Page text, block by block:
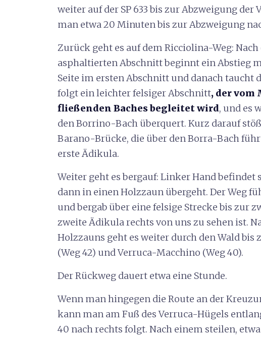
weiter auf der SP 633 bis zur Abzweigung der
man etwa 20 Minuten bis zur Abzweigung
Zurück geht es auf dem Ricciolina-Weg:
asphaltierten Abschnitt beginnt ein Abstieg
Seite im ersten Abschnitt und danach taucht
folgt ein leichter felsiger Abschnitt, der vom
fließenden Baches begleitet wird, und es
den Borrino-Bach überquert. Kurz darauf
Barano-Brücke, die über den Borra-Bach
erste Ädikula.
Weiter geht es bergauf: Linker Hand befindet
dann in einen Holzzaun übergeht. Der Weg
und bergab über eine felsige Strecke bis zur
zweite Ädikula rechts von uns zu sehen ist.
Holzzauns geht es weiter durch den Wald bis
(Weg 42) und Verruca-Macchino (Weg 40).
Der Rückweg dauert etwa eine Stunde.
Wenn man hingegen die Route an der
kann man am Fuß des Verruca-Hügels
40 nach rechts folgt. Nach einem steilen,